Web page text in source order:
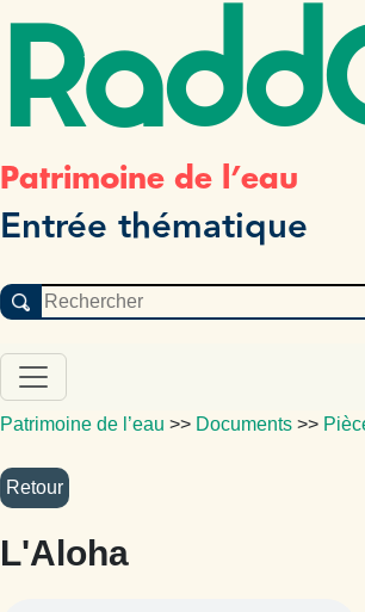
Patrimoine de l’eau
Entrée thématique
Patrimoine de l’eau >> Documents >>
L'Aloha